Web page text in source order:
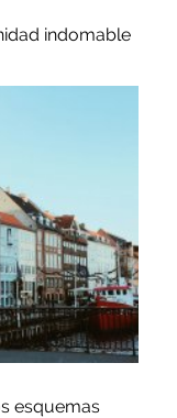
indomable
esquemas